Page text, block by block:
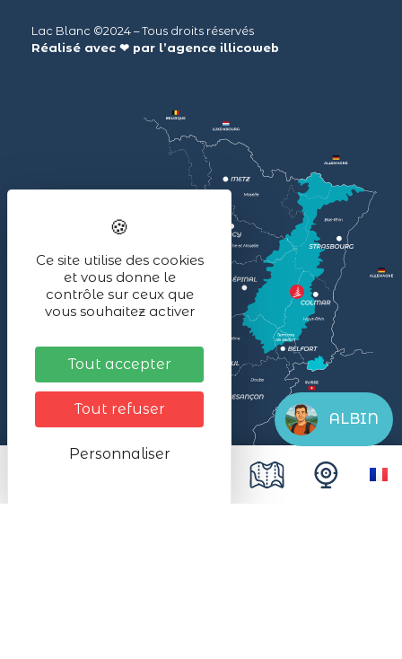
Lac Blanc ©2024 – Tous droits réservés
Réalisé avec ❤ par l’agence illicoweb
ALBIN
Ce site utilise des cookies
et vous donne le
contrôle sur ceux que
vous souhaitez activer
Tout accepter
Tout refuser
Personnaliser